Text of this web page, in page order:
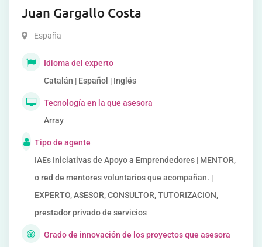
Juan Gargallo Costa
España
Idioma del experto
Catalán | Español | Inglés
Tecnología en la que asesora
Array
Tipo de agente
IAEs Iniciativas de Apoyo a Emprendedores | MENTOR,
o red de mentores voluntarios que acompañan. |
EXPERTO, ASESOR, CONSULTOR, TUTORIZACION,
prestador privado de servicios
Grado de innovación de los proyectos que asesora